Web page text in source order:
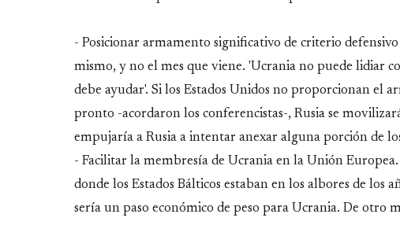
- Posicionar armamento significativo de criterio
mismo, y no el mes que viene. 'Ucrania no puede lidiar
debe ayudar'. Si los Estados Unidos no proporcionan el
pronto -acordaron los conferencistas-, Rusia se
empujaría a Rusia a intentar anexar alguna porción de
- Facilitar la membresía de Ucrania en la Unión
donde los Estados Bálticos estaban en los albores de
sería un paso económico de peso para Ucrania. De otro